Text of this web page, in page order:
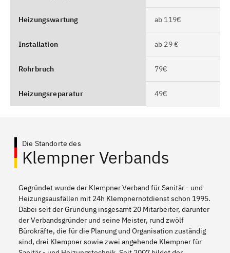
Heizungswartung ab 119€
Installation ab 29 €
Rohrbruch 79€
Heizungsreparatur 49€
Die Standorte des
Klempner Verbands
Gegründet wurde der Klempner Verband für Sanitär - und
Heizungsausfällen mit 24h Klempnernotdienst schon 1995.
Dabei seit der Gründung insgesamt 20 Mitarbeiter, darunter
der Verbandsgründer und seine Meister, rund zwölf
Bürokräfte, die für die Planung und Organisation zuständig
sind, drei Klempner sowie zwei angehende Klempner für